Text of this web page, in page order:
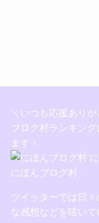
＼いつも応援あり
ブログ村ランキン
ます！
にほんブログ村
ツイッターでは日
な感想などを呟い